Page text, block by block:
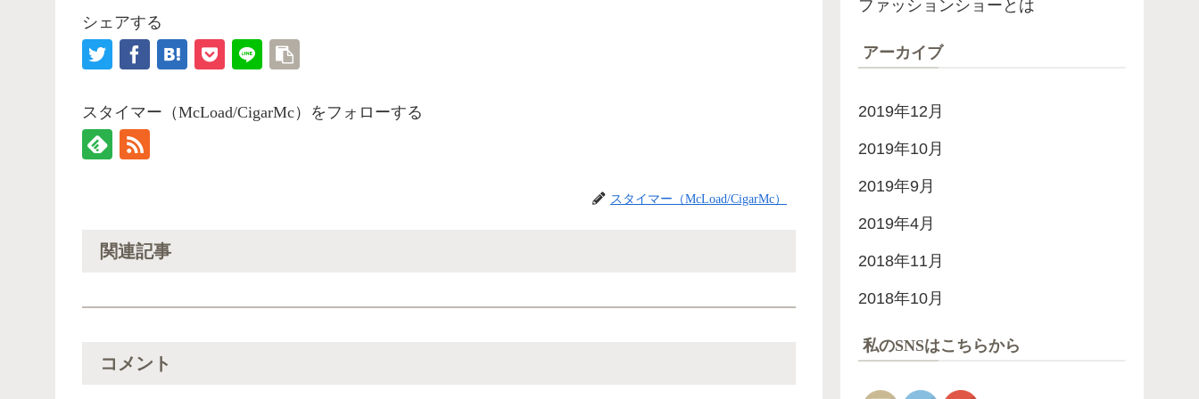
シェアする
スタイマー（McLoad/CigarMc）をフォローする
スタイマー（McLoad/CigarMc）
関連記事
コメント
ファッションショーとは
アーカイブ
2019年12月
2019年10月
2019年9月
2019年4月
2018年11月
2018年10月
私のSNSはこちらから